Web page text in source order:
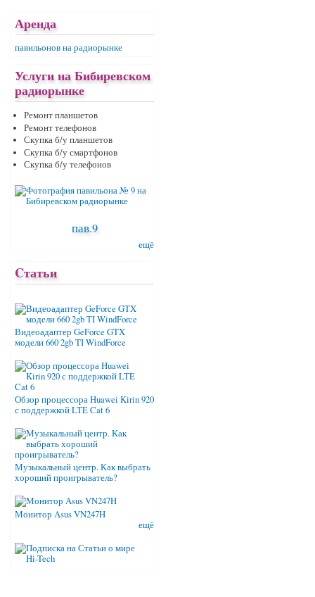
Аренда
павильонов на радиорынке
Услуги на Бибиревском
радиорынке
Ремонт планшетов
Ремонт телефонов
Скупка б/у планшетов
Скупка б/у смартфонов
Скупка б/у телефонов
пав.9
ещё
Cтатьи
Видеоадаптер GeForce GTX
модели 660 2gb TI WindForce
Обзор процессора Huawei Kirin 920
с поддержкой LTE Cat 6
Музыкальный центр. Как выбрать
хороший проигрыватель?
Монитор Asus VN247H
ещё